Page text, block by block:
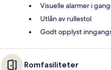
Visuelle alarmer i
Utlån av rullestol
Godt opplyst
Romfasiliteter